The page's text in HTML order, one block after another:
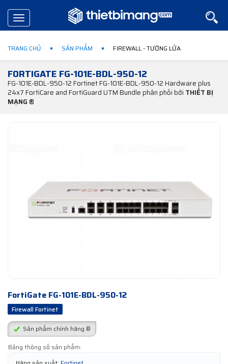
Toggle
navigation
TRANG CHỦ SẢN PHẨM FIREWALL - TƯỜNG LỬA
FORTIGATE FG-101E-BDL-950-12
FG-101E-BDL-950-12 Fortinet FG-101E-BDL-950-12 Hardware plus
24x7 FortiCare and FortiGuard UTM Bundle phân phối bởi THIẾT BỊ
MẠNG ®
FortiGate FG-101E-BDL-950-12
Firewall Fortinet
Sản phẩm chính hãng ®
Bảng thông số sản phẩm: